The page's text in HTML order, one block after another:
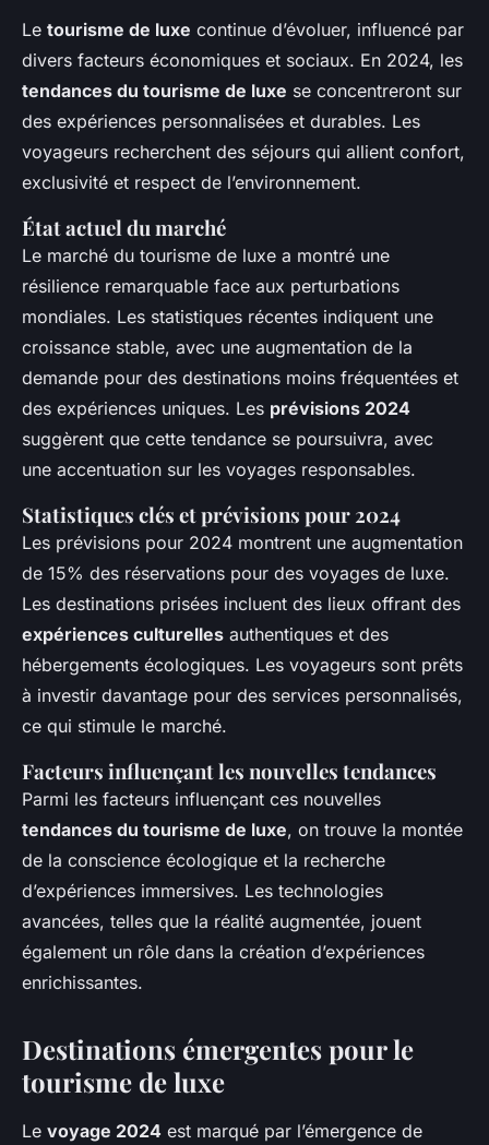
Le tourisme de luxe continue d’évoluer, influencé par
divers facteurs économiques et sociaux. En 2024, les
tendances du tourisme de luxe se concentreront sur
des expériences personnalisées et durables. Les
voyageurs recherchent des séjours qui allient confort,
exclusivité et respect de l’environnement.
État actuel du marché
Le marché du tourisme de luxe a montré une
résilience remarquable face aux perturbations
mondiales. Les statistiques récentes indiquent une
croissance stable, avec une augmentation de la
demande pour des destinations moins fréquentées et
des expériences uniques. Les prévisions 2024
suggèrent que cette tendance se poursuivra, avec
une accentuation sur les voyages responsables.
Statistiques clés et prévisions pour 2024
Les prévisions pour 2024 montrent une augmentation
de 15% des réservations pour des voyages de luxe.
Les destinations prisées incluent des lieux offrant des
expériences culturelles authentiques et des
hébergements écologiques. Les voyageurs sont prêts
à investir davantage pour des services personnalisés,
ce qui stimule le marché.
Facteurs influençant les nouvelles tendances
Parmi les facteurs influençant ces nouvelles
tendances du tourisme de luxe, on trouve la montée
de la conscience écologique et la recherche
d’expériences immersives. Les technologies
avancées, telles que la réalité augmentée, jouent
également un rôle dans la création d’expériences
enrichissantes.
Destinations émergentes pour le
tourisme de luxe
Le voyage 2024 est marqué par l’émergence de